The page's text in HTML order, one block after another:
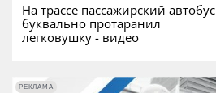
На трассе пассажирский автобус
буквально протаранил
легковушку - видео
РЕКЛАМА РЕКЛАМА